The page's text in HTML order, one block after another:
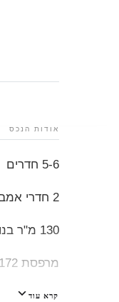
אודות הנכס
5-6 חדרים
2 חדרי אמבטיה
130 מ"ר בנוי
מרפסת 172 מ"ר
קרא עוד